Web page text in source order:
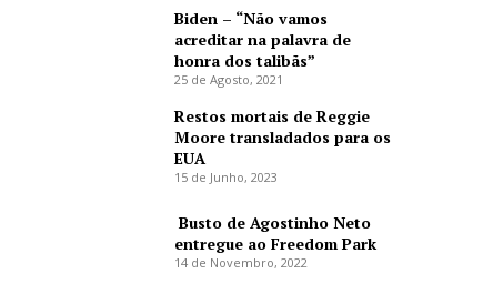
Biden – “Não vamos
acreditar na palavra de
honra dos talibãs”
25 de Agosto, 2021
Restos mortais de Reggie
Moore transladados para os
EUA
15 de Junho, 2023
Busto de Agostinho Neto
entregue ao Freedom Park
14 de Novembro, 2022